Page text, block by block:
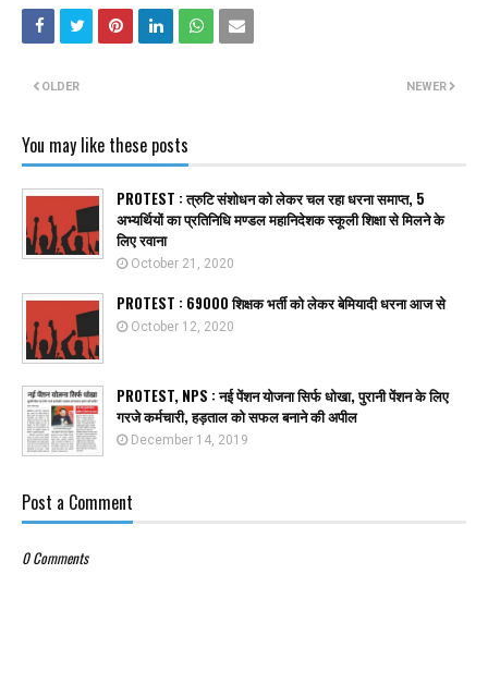
NEWER
OLDER
You may like these posts
PROTEST : त्रुटि संशोधन को लेकर चल रहा धरना समाप्त, 5
अभ्यर्थियों का प्रतिनिधि मण्डल महानिदेशक स्कूली शिक्षा से मिलने के
लिए रवाना
October 21, 2020
PROTEST : 69000 शिक्षक भर्ती को लेकर बेमियादी धरना आज से
October 12, 2020
PROTEST, NPS : नई पेंशन योजना सिर्फ धोखा, पुरानी पेंशन के लिए
गरजे कर्मचारी, हड़ताल को सफल बनाने की अपील
December 14, 2019
Post a Comment
0 Comments